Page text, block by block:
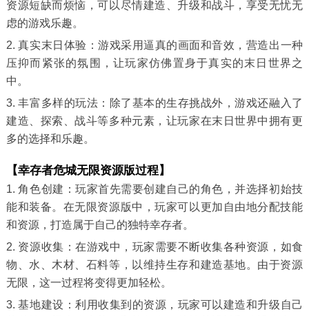
资源短缺而烦恼，可以尽情建造、升级和战斗，享受无忧无
虑的游戏乐趣。
2. 真实末日体验：游戏采用逼真的画面和音效，营造出一种
压抑而紧张的氛围，让玩家仿佛置身于真实的末日世界之
中。
3. 丰富多样的玩法：除了基本的生存挑战外，游戏还融入了
建造、探索、战斗等多种元素，让玩家在末日世界中拥有更
多的选择和乐趣。
【幸存者危城无限资源版过程】
1. 角色创建：玩家首先需要创建自己的角色，并选择初始技
能和装备。在无限资源版中，玩家可以更加自由地分配技能
和资源，打造属于自己的独特幸存者。
2. 资源收集：在游戏中，玩家需要不断收集各种资源，如食
物、水、木材、石料等，以维持生存和建造基地。由于资源
无限，这一过程将变得更加轻松。
3. 基地建设：利用收集到的资源，玩家可以建造和升级自己